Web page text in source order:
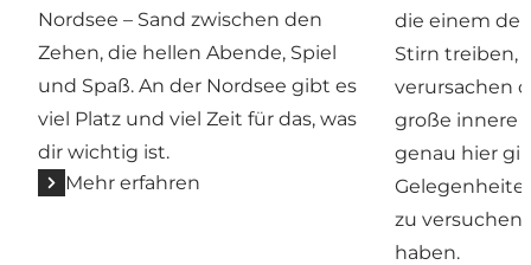
Nordsee – Sand zwischen den
Zehen, die hellen Abende, Spiel
und Spaß. An der Nordsee gibt es
viel Platz und viel Zeit für das, was
dir wichtig ist.
Mehr erfahren
die einem
Stirn treiben,
verursachen
große innere
genau hier
zu
haben.